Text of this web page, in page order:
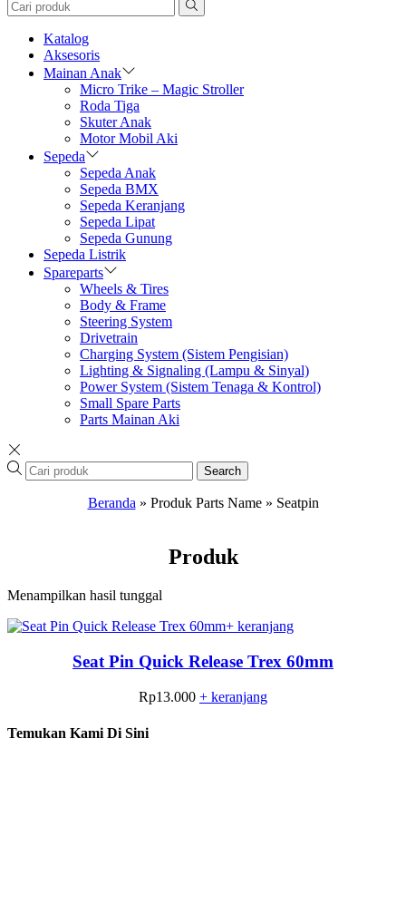
Katalog
Aksesoris
Mainan Anak
Micro Trike – Magic Stroller
Roda Tiga
Skuter Anak
Motor Mobil Aki
Sepeda
Sepeda Anak
Sepeda BMX
Sepeda Keranjang
Sepeda Lipat
Sepeda Gunung
Sepeda Listrik
Spareparts
Wheels & Tires
Body & Frame
Steering System
Drivetrain
Charging System (Sistem Pengisian)
Lighting & Signaling (Lampu & Sinyal)
Power System (Sistem Tenaga & Kontrol)
Small Spare Parts
Parts Mainan Aki
Search
Beranda » Produk Parts Name» Seatpin
Produk
Menampilkan hasil tunggal
+ keranjang
Seat Pin Quick Release Trex 60mm
Rp13.000 + keranjang
Temukan Kami Di Sini